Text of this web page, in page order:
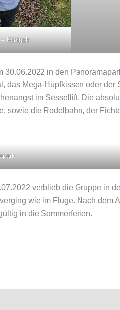
Minigolf
30.06.2022 in den
das Mega-Hüpfkissen oder
im Sessellift. Die
sowie die Rodelbahn, der
verblieb die Gruppe in
wie im Fluge. Nach dem
in die Sommerferien.